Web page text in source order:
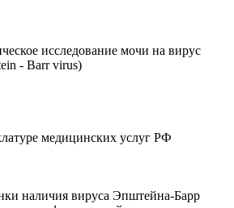
исследование мочи на вирус
- Barr virus)
медицинских услуг РФ
наличия вируса Эпштейна-Барр